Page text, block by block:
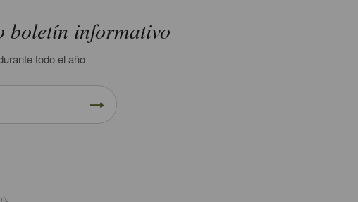
boletín informativo
todo el año